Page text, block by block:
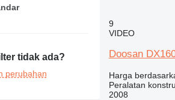
tidak ada?
perubahan
9
VIDEO
Doosan
Harga
Peralatan
2008